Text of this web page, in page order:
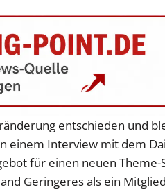
entschieden und
einem Interview mit dem
für einen neuen Theme-
Geringeres als ein